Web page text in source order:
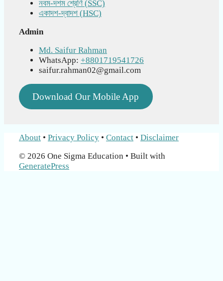
নবম-দশম শ্রেণি (SSC)
একাদশ-দ্বাদশ (HSC)
Admin
Md. Saifur Rahman
WhatsApp: +8801719541726
saifur.rahman02@gmail.com
Download Our Mobile App
About • Privacy Policy • Contact • Disclaimer
© 2026 One Sigma Education • Built with
GeneratePress